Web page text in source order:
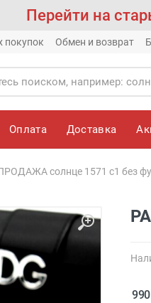
Перейти на
покупок Обмен и возврат
Оплата Доставка
солнце 1571 c1 без